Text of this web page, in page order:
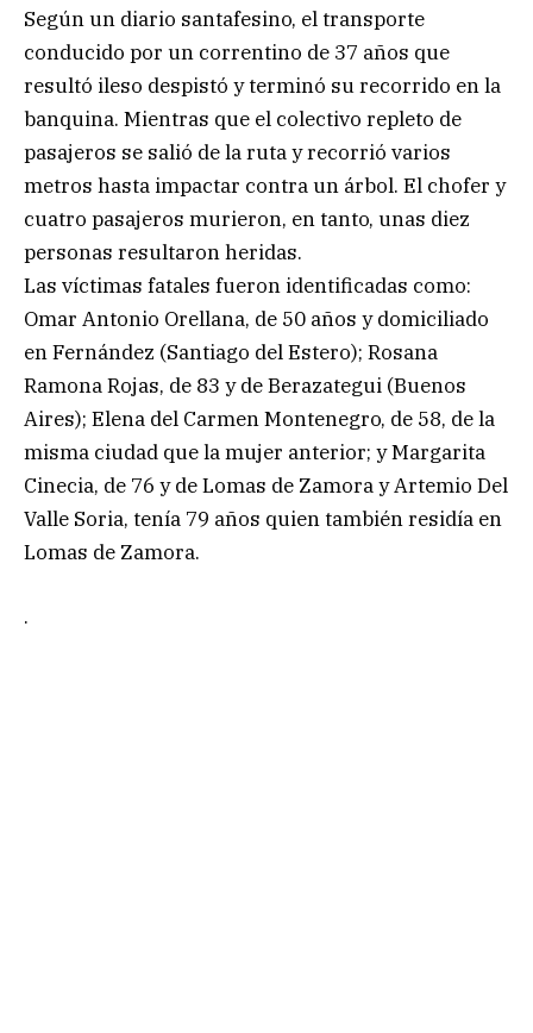
Según un diario santafesino, el transporte
conducido por un correntino de 37 años que
resultó ileso despistó y terminó su recorrido en la
banquina. Mientras que el colectivo repleto de
pasajeros se salió de la ruta y recorrió varios
metros hasta impactar contra un árbol. El chofer y
cuatro pasajeros murieron, en tanto, unas diez
personas resultaron heridas.
Las víctimas fatales fueron identificadas como:
Omar Antonio Orellana, de 50 años y domiciliado
en Fernández (Santiago del Estero); Rosana
Ramona Rojas, de 83 y de Berazategui (Buenos
Aires); Elena del Carmen Montenegro, de 58, de la
misma ciudad que la mujer anterior; y Margarita
Cinecia, de 76 y de Lomas de Zamora y Artemio Del
Valle Soria, tenía 79 años quien también residía en
Lomas de Zamora.
.